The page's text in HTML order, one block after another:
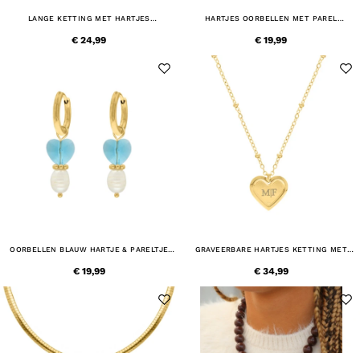
LANGE KETTING MET HARTJES
€ 24,99
HARTJES OORBELLEN MET PAREL
€ 19,99
OORBELLEN BLAUW HARTJE & PARELTJE
€ 19,99
GRAVEERBARE HARTJES KETTING MET
€ 34,99